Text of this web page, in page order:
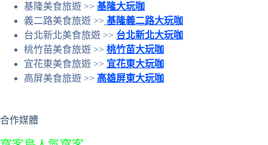
基隆美食旅遊 >> 基隆大玩咖
義二路美食旅遊 >> 基隆義二路大玩咖
台北新北美食旅遊 >> 台北新北大玩咖
桃竹苗美食旅遊 >> 桃竹苗大玩咖
宜花東美食旅遊 >> 宜花東大玩咖
高屏美食旅遊 >> 高雄屏東大玩咖
合作媒體